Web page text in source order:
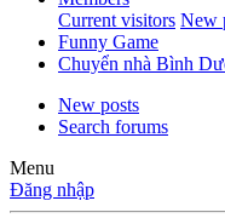
Current visitors New
Funny Game
Chuyển nhà Bình
New posts
Search forums
Menu
Đăng nhập